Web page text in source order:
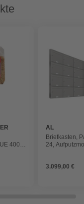
400G,
AL
Briefkasten,
24,
3.099,00 €